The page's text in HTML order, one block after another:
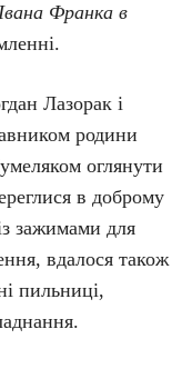
Франка в
Лазорак і
родини
оглянути
в доброму
зажимами для
вдалося також
пильниці,